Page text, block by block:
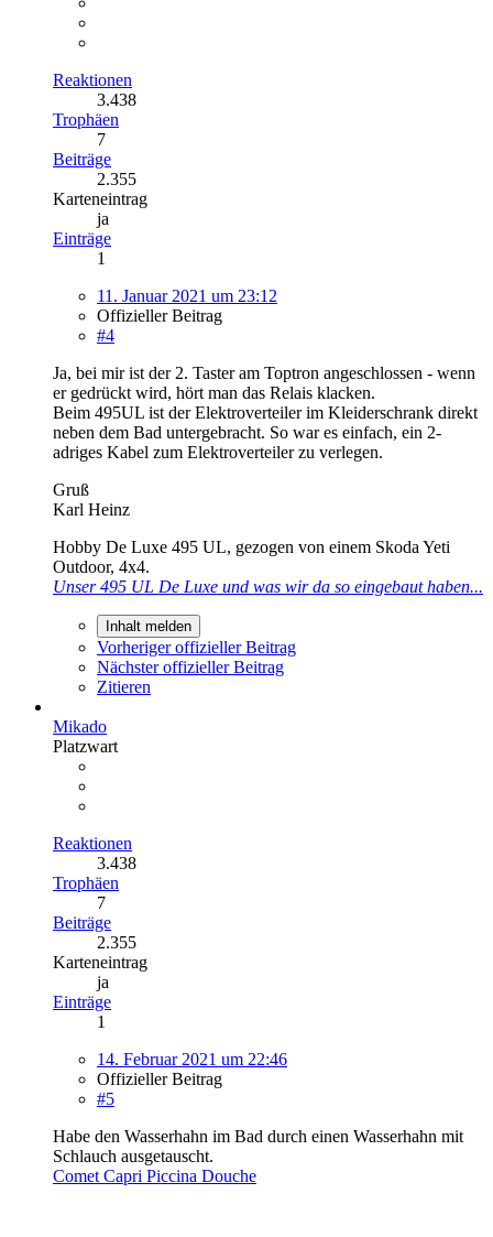
Reaktionen
3.438
Trophäen
7
Beiträge
2.355
Karteneintrag
ja
Einträge
1
11. Januar 2021 um 23:12
Offizieller Beitrag
#4
Ja, bei mir ist der 2. Taster am Toptron angeschlossen - wenn
er gedrückt wird, hört man das Relais klacken.
Beim 495UL ist der Elektroverteiler im Kleiderschrank direkt
neben dem Bad untergebracht. So war es einfach, ein 2-
adriges Kabel zum Elektroverteiler zu verlegen.
Gruß
Karl Heinz
Hobby De Luxe 495 UL, gezogen von einem Skoda Yeti
Outdoor, 4x4.
Unser 495 UL De Luxe und was wir da so eingebaut haben...
Inhalt melden
Vorheriger offizieller Beitrag
Nächster offizieller Beitrag
Zitieren
Mikado
Platzwart
Reaktionen
3.438
Trophäen
7
Beiträge
2.355
Karteneintrag
ja
Einträge
1
14. Februar 2021 um 22:46
Offizieller Beitrag
#5
Habe den Wasserhahn im Bad durch einen Wasserhahn mit
Schlauch ausgetauscht.
Comet Capri Piccina Douche